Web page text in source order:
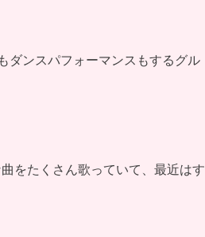
ダンスパフォーマンスもするグル
をたくさん歌っていて、最近はす